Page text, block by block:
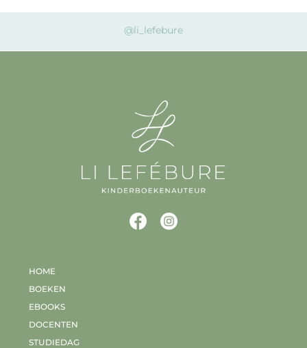
@li_lefebure
HOME
BOEKEN
EBOOKS
DOCENTEN
STUDIEDAG